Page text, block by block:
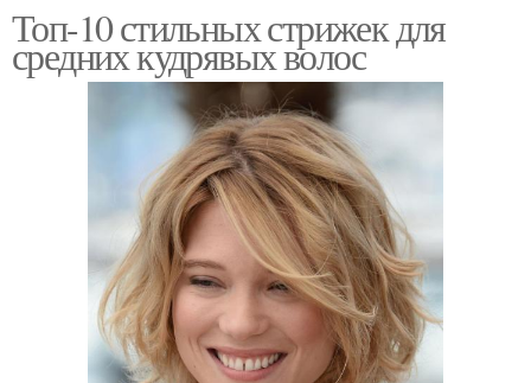
Топ-10 стильных стрижек для
средних кудрявых волос